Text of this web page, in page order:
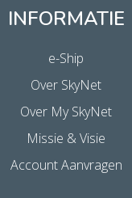
INFORMATIE
e-Ship
Over SkyNet
Over My SkyNet
Missie & Visie
Account Aanvragen